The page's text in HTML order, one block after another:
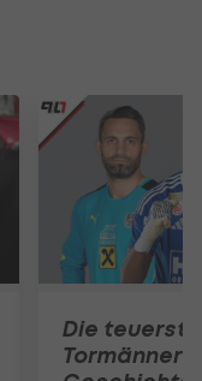
Die
Tormänner